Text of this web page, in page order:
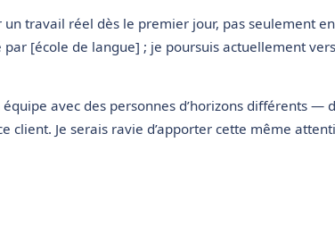
travail réel dès le premier jour, pas seulement
[école de langue] ; je poursuis actuellement
avec des personnes d’horizons différents —
client. Je serais ravie d’apporter cette même